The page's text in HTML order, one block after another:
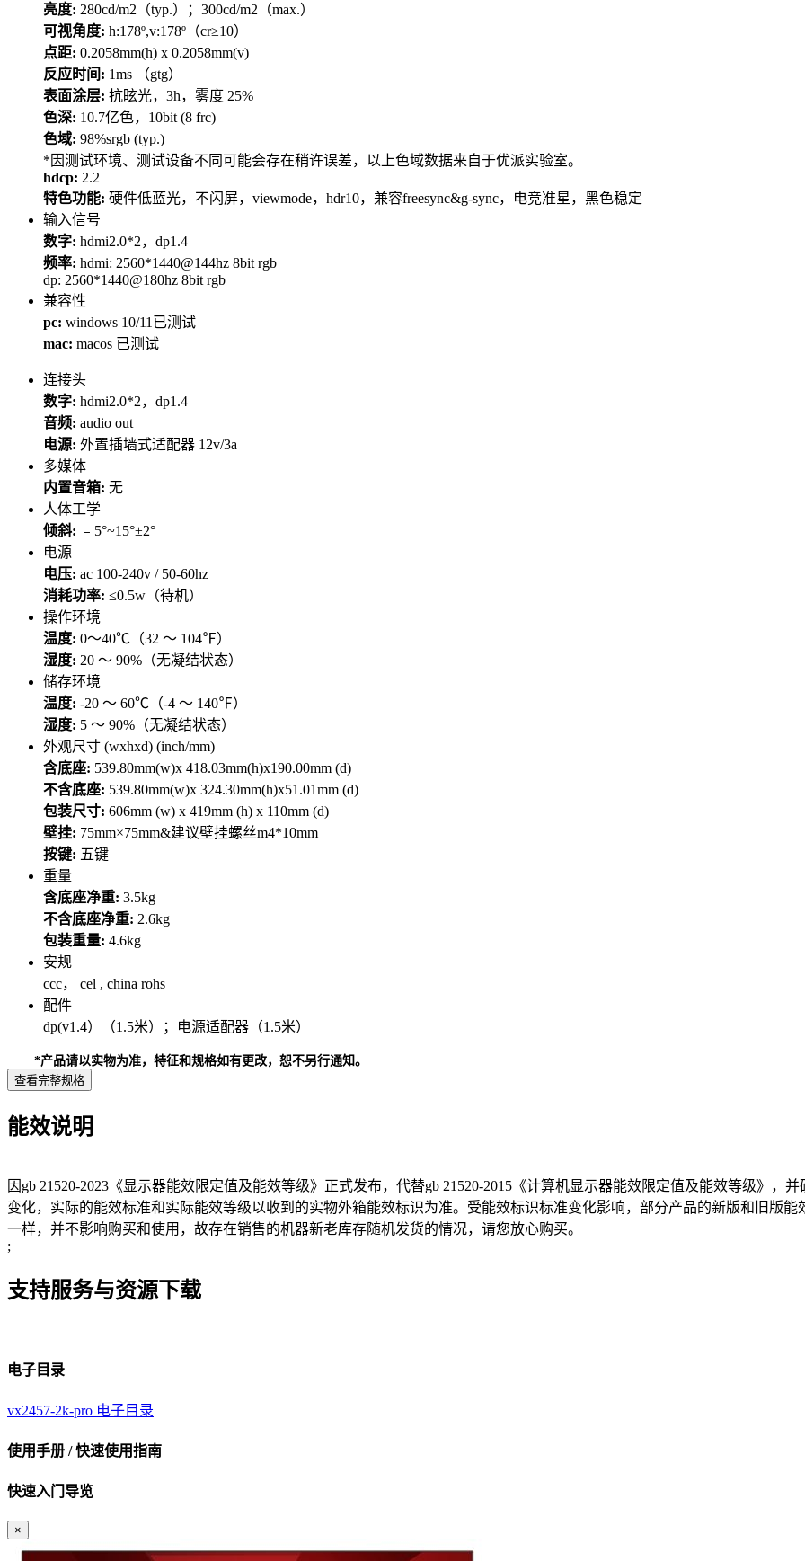
亮度: 280cd/m2（typ.）；300cd/m2（max.）
可视角度: h:178º,v:178º（cr≥10）
点距: 0.2058mm(h) x 0.2058mm(v)
反应时间: 1ms （gtg）
表面涂层: 抗眩光，3h，雾度 25%
色深: 10.7亿色，10bit (8 frc)
色域: 98%srgb (typ.)
*因测试环境、测试设备不同可能会存在稍许误差，以上色域数据来自于优派实验室。
hdcp: 2.2
特色功能: 硬件低蓝光，不闪屏，viewmode，hdr10，兼容freesync&g-sync，电竞准星，黑色稳定
输入信号
数字: hdmi2.0*2，dp1.4
频率: hdmi: 2560*1440@144hz 8bit rgb
dp: 2560*1440@180hz 8bit rgb
兼容性
pc: windows 10/11已测试
mac: macos 已测试
连接头
数字: hdmi2.0*2，dp1.4
音频: audio out
电源: 外置插墙式适配器 12v/3a
多媒体
内置音箱: 无
人体工学
倾斜: ﹣5°~15°±2°
电源
电压: ac 100-240v / 50-60hz
消耗功率: ≤0.5w（待机）
操作环境
温度: 0～40℃（32 ～ 104℉）
湿度: 20 ～ 90%（无凝结状态）
储存环境
温度: -20 ～ 60℃（-4 ～ 140℉）
湿度: 5 ～ 90%（无凝结状态）
外观尺寸 (wxhxd) (inch/mm)
含底座: 539.80mm(w)x 418.03mm(h)x190.00mm (d)
不含底座: 539.80mm(w)x 324.30mm(h)x51.01mm (d)
包装尺寸: 606mm (w) x 419mm (h) x 110mm (d)
壁挂: 75mm×75mm&建议壁挂螺丝m4*10mm
按键: 五键
重量
含底座净重: 3.5kg
不含底座净重: 2.6kg
包装重量: 4.6kg
安规
ccc， cel , china rohs
配件
dp(v1.4）（1.5米）；电源适配器（1.5米）
*产品请以实物为准，特征和规格如有更改，恕不另行通知。
查看完整规格
能效说明
因gb 21520-2023《显示器能效限定值及能效等级》正式发布，代替gb 21520-2015《计算机显示器能效限定值及能效等级》，
变化，实际的能效标准和实际能效等级以收到的实物外箱能效标识为准。受能效标识标准变化影响，部分产品的新版和旧版
一样，并不影响购买和使用，故存在销售的机器新老库存随机发货的情况，请您放心购买。
;
支持服务与资源下载
电子目录
vx2457-2k-pro 电子目录
使用手册 / 快速使用指南
快速入门导览
×